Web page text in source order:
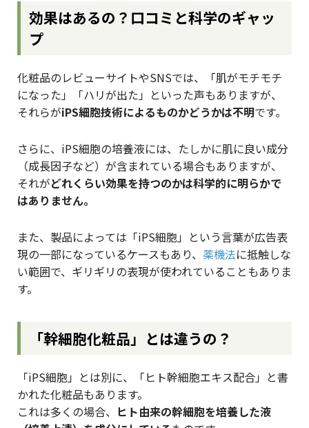
効果はあるの？口コミと科学のギャッ
プ
化粧品のレビューサイトやSNSでは、「肌がモチモチ
になった」「ハリが出た」といった声もありますが、
それらがiPS細胞技術によるものかどうかは不明です。
さらに、iPS細胞の培養液には、たしかに肌に良い成分
（成長因子など）が含まれている場合もありますが、
それがどれくらい効果を持つのかは科学的に明らかで
はありません。
また、製品によっては「iPS細胞」という言葉が広告表
現の一部になっているケースもあり、 薬機法に抵触しな
い範囲で、ギリギリの表現が使われていることもありま
す。
「幹細胞化粧品」とは違うの？
「iPS細胞」とは別に、「ヒト幹細胞エキス配合」と書
かれた化粧品もあります。
これは多くの場合、 ヒト由来の幹細胞を培養した液